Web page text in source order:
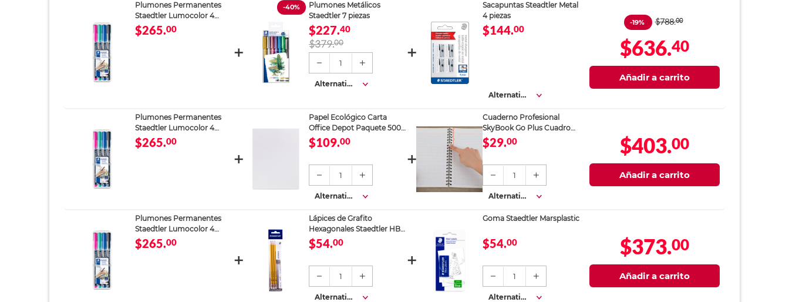
Plumones Permanentes
Staedtler Lumocolor 4
piezas
$265.00
-40%
Plumones Metálicos
Staedtler 7 piezas
$227.40
$379.00
1
Alternativa
Sacapuntas Steadtler Metal
4 piezas
$144.00
Alternativa
$636.40
-19% $788.00
Añadir a carrito
Plumones Permanentes
Staedtler Lumocolor 4
piezas
$265.00
Papel Ecológico Carta
Office Depot Paquete 500
hojas blancas
$109.00
1
Alternativa
Cuaderno Profesional
SkyBook Go Plus Cuadro
Chico 100 hojas
$29.00
1
Alternativa
$403.00
Añadir a carrito
Plumones Permanentes
Staedtler Lumocolor 4
piezas
$265.00
Lápices de Grafito
Hexagonales Staedtler HB
No.2 Amarillo 3 piezas
Goma de Borrar Gratis
$54.00
1
Alternativa
Goma Staedtler Marsplastic
$54.00
1
Alternativa
$373.00
Añadir a carrito